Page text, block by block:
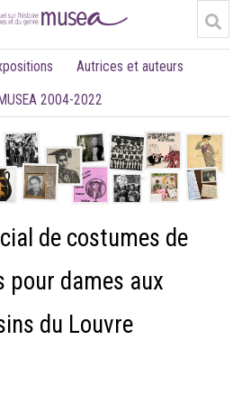
Autrices et auteurs
2004-2022
de costumes de
pour dames aux
du Louvre